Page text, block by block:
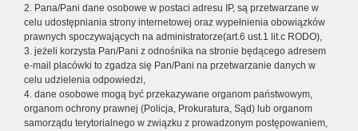
2. Pana/Pani dane osobowe w postaci adresu IP, są przetwarzane w
celu udostępniania strony internetowej oraz wypełnienia obowiązków
prawnych spoczywających na administratorze(art.6 ust.1 lit.c RODO),
3. jeżeli korzysta Pan/Pani z odnośnika na stronie będącego adresem
e-mail placówki to zgadza się Pan/Pani na przetwarzanie danych w
celu udzielenia odpowiedzi,
4. dane osobowe mogą być przekazywane organom państwowym,
organom ochrony prawnej (Policja, Prokuratura, Sąd) lub organom
samorządu terytorialnego w związku z prowadzonym postępowaniem,